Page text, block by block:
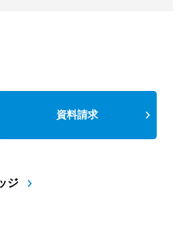
ジ
資料請求